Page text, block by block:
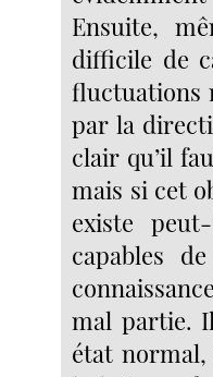
Ensuite,
difficile de
fluctuations
par la
clair qu’il
mais si cet
existe
capables
mal partie.
état